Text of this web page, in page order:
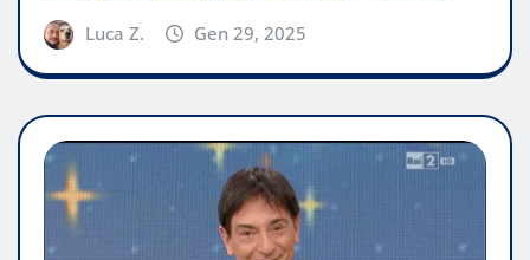
Luca Z. Gen 29, 2025